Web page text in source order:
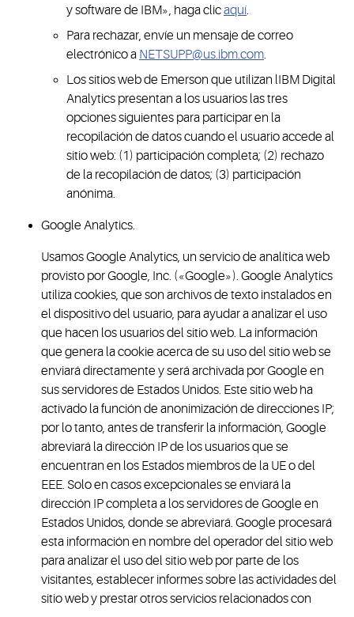
y software de IBM», haga clicaquí.
Para rechazar, envíe un mensaje de correo
electrónico a NETSUPP@us.ibm.com.
Los sitios web de Emerson que utilizan lIBM Digital
Analytics presentan a los usuarios las tres
opciones siguientes para participar en la
recopilación de datos cuando el usuario accede al
sitio web: (1) participación completa; (2) rechazo
de la recopilación de datos; (3) participación
anónima.
Google Analytics.
Usamos Google Analytics, un servicio de analítica web
provisto por Google, Inc. («Google»). Google Analytics
utiliza cookies, que son archivos de texto instalados en
el dispositivo del usuario, para ayudar a analizar el uso
que hacen los usuarios del sitio web. La información
que genera la cookie acerca de su uso del sitio web se
enviará directamente y será archivada por Google en
sus servidores de Estados Unidos. Este sitio web ha
activado la función de anonimización de direcciones IP;
por lo tanto, antes de transferir la información, Google
abreviará la dirección IP de los usuarios que se
encuentran en los Estados miembros de la UE o del
EEE. Solo en casos excepcionales se enviará la
dirección IP completa a los servidores de Google en
Estados Unidos, donde se abreviará. Google procesará
esta información en nombre del operador del sitio web
para analizar el uso del sitio web por parte de los
visitantes, establecer informes sobre las actividades del
sitio web y prestar otros servicios relacionados con